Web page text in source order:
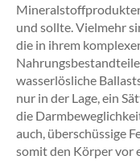
und sollte. Vielmehr
die in ihrem
wasserlösliche
nur in der Lage, ein
die
auch, überschüssige
somit den Körper vor